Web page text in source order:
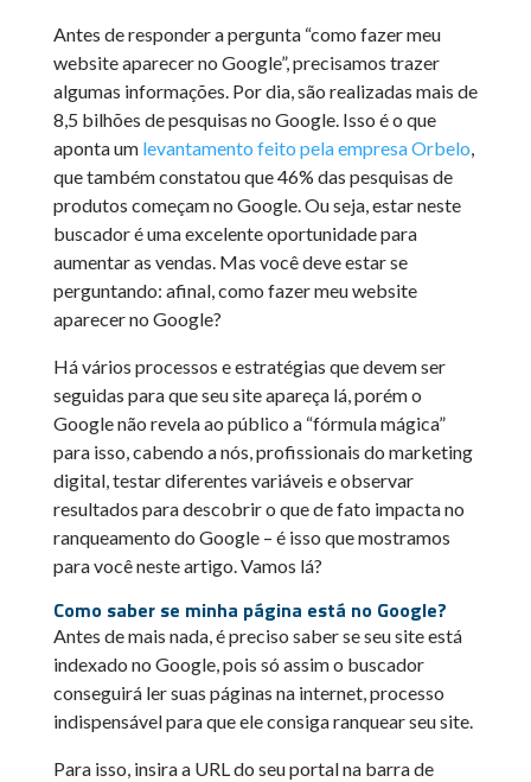
Antes de responder a pergunta “como fazer meu
website aparecer no Google”, precisamos trazer
algumas informações. Por dia, são realizadas mais de
8,5 bilhões de pesquisas no Google. Isso é o que
aponta umlevantamento feito pela empresa Orbelo,
que também constatou que 46% das pesquisas de
produtos começam no Google. Ou seja, estar neste
buscador é uma excelente oportunidade para
aumentar as vendas. Mas você deve estar se
perguntando: afinal,como fazer meu website
aparecer no Google?
Há vários processos e estratégias que devem ser
seguidas para que seu site apareça lá, porém o
Google não revela ao público a “fórmula mágica”
para isso, cabendo a nós, profissionais do marketing
digital, testar diferentes variáveis e observar
resultados para descobrir o que de fato impacta no
ranqueamento do Google – é isso que mostramos
para você neste artigo. Vamos lá?
Como saber se minha página está no Google?
Antes de mais nada, é preciso saber se seu site está
indexado no Google, pois só assim o buscador
conseguirá ler suas páginas na internet, processo
indispensável para que ele consiga ranquear seu site.
Para isso, insira a URL do seu portal na barra de